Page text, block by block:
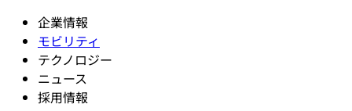
企業情報
モビリティ
テクノロジー
ニュース
採用情報